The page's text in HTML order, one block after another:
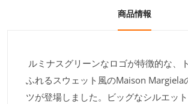
商品情報
ルミナスグリーンなロゴが特徴的な、
ふれるスウェット風のMaison Margiela
ツが登場しました。ビッグなシルエッ